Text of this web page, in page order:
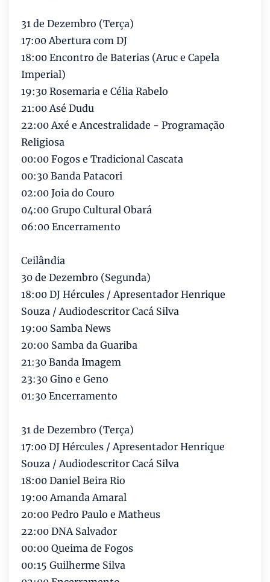
31 de Dezembro (Terça)
17:00 Abertura com DJ
18:00 Encontro de Baterias (Aruc e Capela
Imperial)
19:30 Rosemaria e Célia Rabelo
21:00 Asé Dudu
22:00 Axé e Ancestralidade - Programação
Religiosa
00:00 Fogos e Tradicional Cascata
00:30 Banda Patacori
02:00 Joia do Couro
04:00 Grupo Cultural Obará
06:00 Encerramento
Ceilândia
30 de Dezembro (Segunda)
18:00 DJ Hércules / Apresentador Henrique
Souza / Audiodescritor Cacá Silva
19:00 Samba News
20:00 Samba da Guariba
21:30 Banda Imagem
23:30 Gino e Geno
01:30 Encerramento
31 de Dezembro (Terça)
17:00 DJ Hércules / Apresentador Henrique
Souza / Audiodescritor Cacá Silva
18:00 Daniel Beira Rio
19:00 Amanda Amaral
20:00 Pedro Paulo e Matheus
22:00 DNA Salvador
00:00 Queima de Fogos
00:15 Guilherme Silva